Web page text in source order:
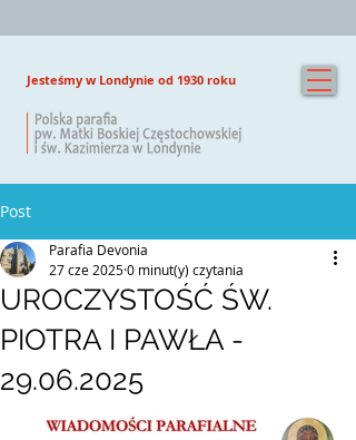
Jesteśmy w Londynie od 1930 roku
Post
UROCZYSTOŚĆ ŚW.
PIOTRA I PAWŁA -
29.06.2025
Parafia Devonia
27 cze 20250 minut(y) czytania